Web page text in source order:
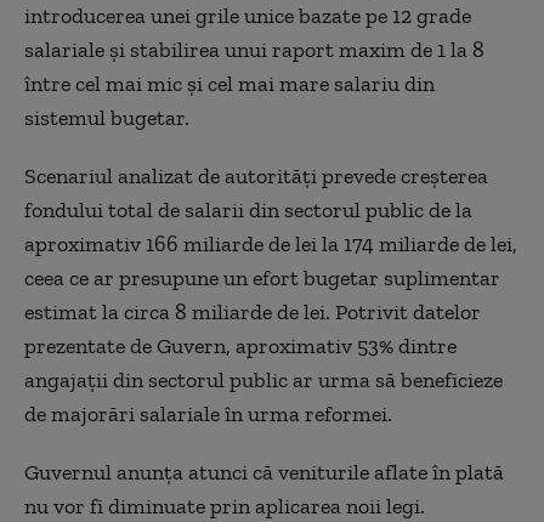
introducerea unei grile unice bazate pe 12 grade
salariale și stabilirea unui raport maxim de 1 la 8
între cel mai mic și cel mai mare salariu din
sistemul bugetar.
Scenariul analizat de autorități prevede creșterea
fondului total de salarii din sectorul public de la
aproximativ 166 miliarde de lei la 174 miliarde de lei,
ceea ce ar presupune un efort bugetar suplimentar
estimat la circa 8 miliarde de lei. Potrivit datelor
prezentate de Guvern, aproximativ 53% dintre
angajații din sectorul public ar urma să beneficieze
de majorări salariale în urma reformei.
Guvernul anunța atunci că veniturile aflate în plată
nu vor fi diminuate prin aplicarea noii legi.